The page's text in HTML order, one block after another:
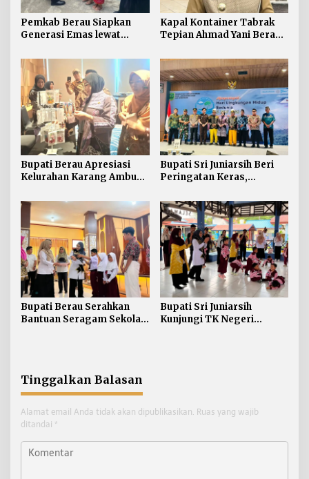
Pemkab Berau Siapkan
Generasi Emas lewat
Kapal Kontainer Tabrak
Tepian Ahmad Yani Berau
Buka Suara Soal Ganti Rugi
Bupati Berau Apresiasi
Kelurahan Karang Ambun
Bupati Sri Juniarsih Beri
Peringatan Keras,
54 Ribu Ton
Bupati Berau Serahkan
Bantuan Seragam Sekolah
Bupati Sri Juniarsih
Kunjungi TK Negeri
Tinggalkan Balasan
Alamat email Anda tidak akan dipublikasikan. Ruas yang wajib
ditandai *